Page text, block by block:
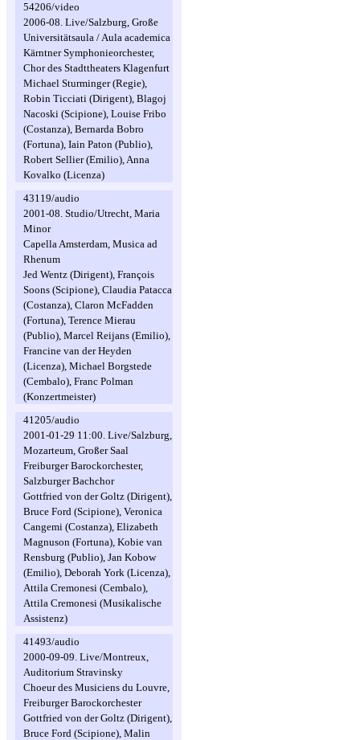
54206/video
2006-08. Live/Salzburg, Große
Universitätsaula / Aula academica
Kärntner Symphonieorchester,
Chor des Stadttheaters Klagenfurt
Michael Sturminger (Regie),
Robin Ticciati (Dirigent), Blagoj
Nacoski (Scipione), Louise Fribo
(Costanza), Bernarda Bobro
(Fortuna), Iain Paton (Publio),
Robert Sellier (Emilio), Anna
Kovalko (Licenza)
43119/audio
2001-08. Studio/Utrecht, Maria
Minor
Capella Amsterdam, Musica ad
Rhenum
Jed Wentz (Dirigent), François
Soons (Scipione), Claudia Patacca
(Costanza), Claron McFadden
(Fortuna), Terence Mierau
(Publio), Marcel Reijans (Emilio),
Francine van der Heyden
(Licenza), Michael Borgstede
(Cembalo), Franc Polman
(Konzertmeister)
41205/audio
2001-01-29 11:00. Live/Salzburg,
Mozarteum, Großer Saal
Freiburger Barockorchester,
Salzburger Bachchor
Gottfried von der Goltz (Dirigent),
Bruce Ford (Scipione), Veronica
Cangemi (Costanza), Elizabeth
Magnuson (Fortuna), Kobie van
Rensburg (Publio), Jan Kobow
(Emilio), Deborah York (Licenza),
Attila Cremonesi (Cembalo),
Attila Cremonesi (Musikalische
Assistenz)
41493/audio
2000-09-09. Live/Montreux,
Auditorium Stravinsky
Choeur des Musiciens du Louvre,
Freiburger Barockorchester
Gottfried von der Goltz (Dirigent),
Bruce Ford (Scipione), Malin